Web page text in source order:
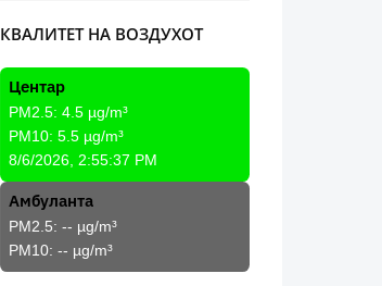
КВАЛИТЕТ НА ВОЗДУХОТ
Центар
PM2.5: 4.5 µg/m³
PM10: 5.5 µg/m³
8/6/2026, 2:55:37 PM
Амбуланта
PM2.5: -- µg/m³
PM10: -- µg/m³